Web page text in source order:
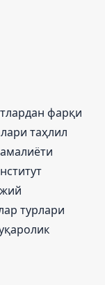
фарқи
таҳлил
турлари